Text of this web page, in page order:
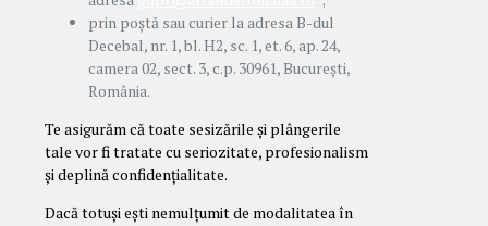
prin poștă sau curier la adresa B-dul
Decebal, nr. 1, bl. H2, sc. 1, et. 6, ap. 24,
camera 02, sect. 3, c.p. 30961, București,
România.
Te asigurăm că toate sesizările și plângerile
tale vor fi tratate cu seriozitate, profesionalism
și deplină confidențialitate.
Dacă totuși ești nemulțumit de modalitatea în